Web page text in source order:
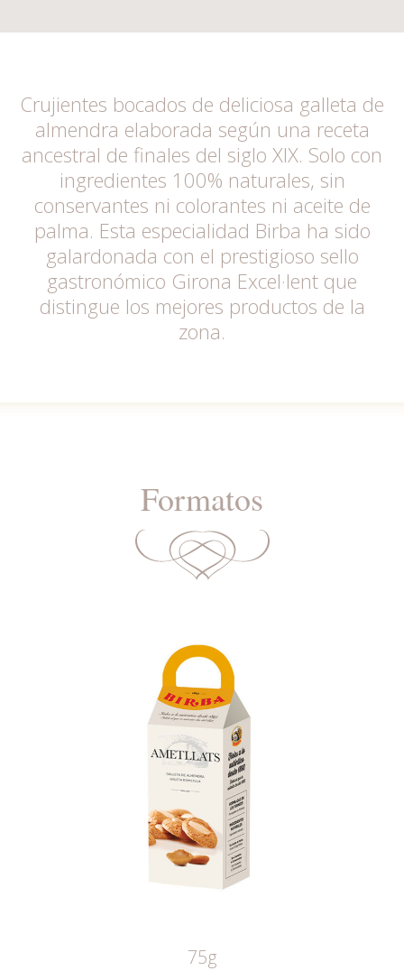
Crujientes bocados de deliciosa galleta de
almendra elaborada según una receta
ancestral de finales del siglo XIX. Solo con
ingredientes 100% naturales, sin
conservantes ni colorantes ni aceite de
palma. Esta especialidad Birba ha sido
galardonada con el prestigioso sello
gastronómico Girona Excel·lent que
distingue los mejores productos de la
zona.
Formatos
75g